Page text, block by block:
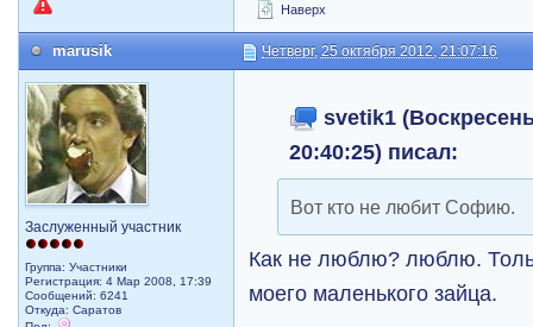
Наверх
marusik Четверг, 25 октября 2012, 21:07:16
Заслуженный участник
Группа: Участники
Регистрация: 4 Мар 2008, 17:39
Сообщений: 6241
Откуда: Саратов
svetik1
20:40:25) писал:
Вот кто не любит Софию.
Как не люблю? люблю.
моего маленького зайца.